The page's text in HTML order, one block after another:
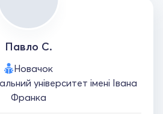
Павло С.
Новачок
університет імені Івана
Франка